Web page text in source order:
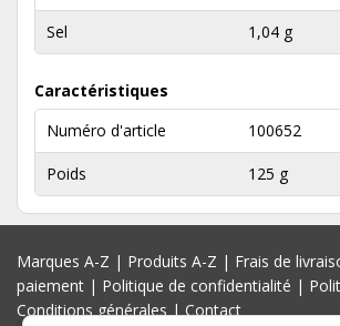
Sel 1,04 g
Caractéristiques
Numéro d'article
100652
Poids 125 g
Marques A-Z | Produits A-Z | Frais de
paiement | Politique de confidentialité |
Conditions générales|Contact